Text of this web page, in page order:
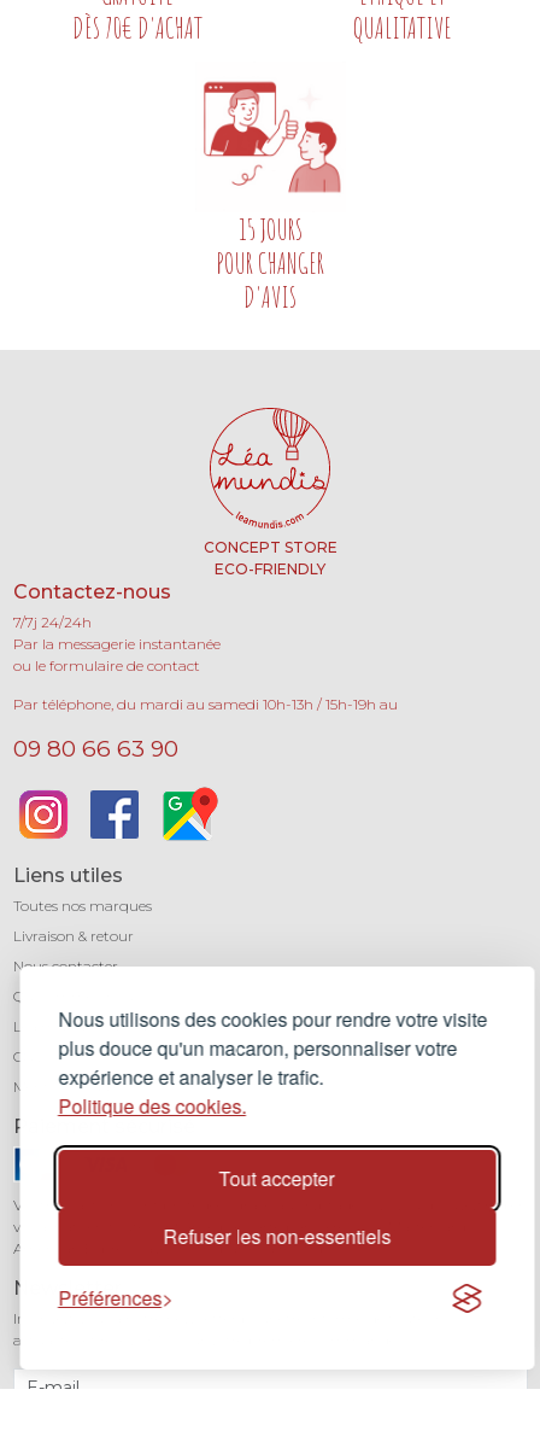
Nous utilisons des cookies pour rendre votre visite
plus douce qu'un macaron, personnaliser votre
expérience et analyser le trafic.
Politique des cookies.
Tout accepter
Refuser les non-essentiels
Préférences
DÈS 70€ D'ACHAT
QUALITATIVE
15 JOURS
POUR CHANGER
D'AVIS
CONCEPT STORE
ECO-FRIENDLY
Contactez-nous
7/7j 24/24h
Par la messagerie instantanée
ou le formulaire de contact
Par téléphone, du mardi au samedi 10h-13h / 15h-19h au
09 80 66 63 90
Liens utiles
Toutes nos marques
Livraison & retour
Nous contacter
Qui sommes-nous ?
Léa mundis, le blog
CGV
Mentions légales
Paiement sécurisé
Vos transactions sont protégées grâce au cryptage SSL. Vous pouvez régler
vos achats en toute confiance par carte bancaire (Visa, Mastercard,
American Express) avec notre partenaire Stripe.
Newsletter
Inscrivez-vous à notre newsletter pour être informé de toutes nos
actualités et recevoir 10% sur votre première commande.